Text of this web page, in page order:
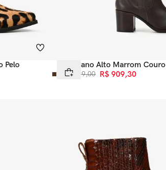
Pelo Bota Cano Alto Marrom Couro
R$ 1. 299,00 R$ 909,30